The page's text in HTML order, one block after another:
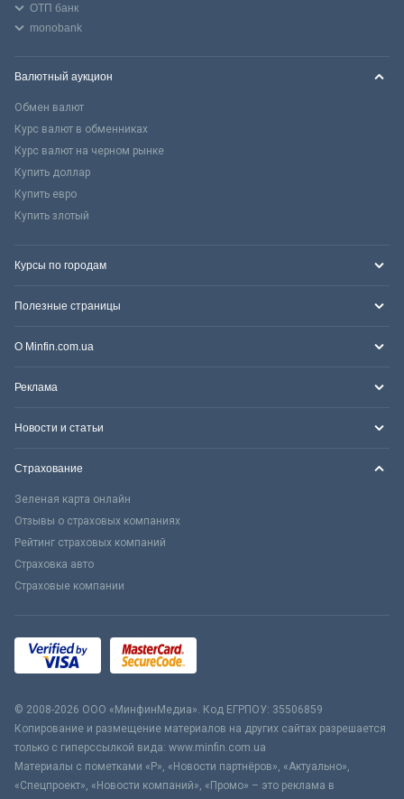
ОТП банк
monobank
Валютный аукцион
Обмен валют
Курс валют в обменниках
Курс валют на черном рынке
Купить доллар
Купить евро
Купить злотый
Курсы по городам
Полезные страницы
О Minfin.com.ua
Реклама
Новости и статьи
Страхование
Зеленая карта онлайн
Отзывы о страховых компаниях
Рейтинг страховых компаний
Страховка авто
Страховые компании
© 2008-2026 ООО «МинфинМедиа». Код ЕГРПОУ: 35506859
Копирование и размещение материалов на других сайтах разрешается
только с гиперссылкой вида: www.minfin.com.ua
Материалы с пометками «Р», «Новости партнёров», «Актуально»,
«Спецпроект», «Новости компаний», «Промо» – это реклама в